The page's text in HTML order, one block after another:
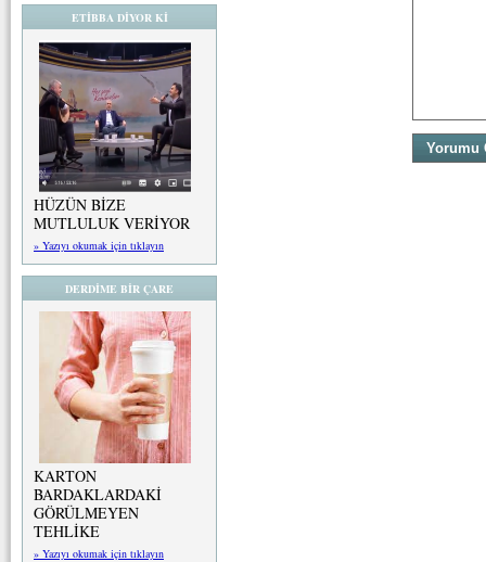
ETİBBA DİYOR Kİ
HÜZÜN BİZE
MUTLULUK VERİYOR
» Yazıyı okumak için tıklayın
DERDİME BİR ÇARE
KARTON
BARDAKLARDAKİ
GÖRÜLMEYEN
TEHLİKE
» Yazıyı okumak için tıklayın